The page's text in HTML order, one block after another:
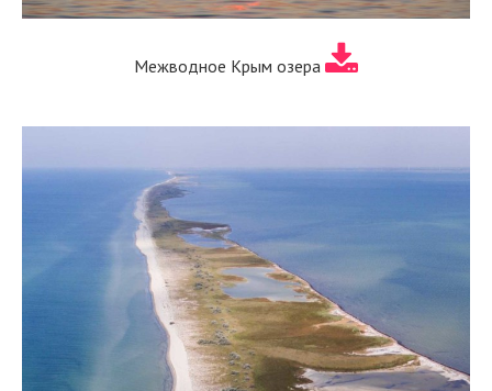
Межводное Крым озера